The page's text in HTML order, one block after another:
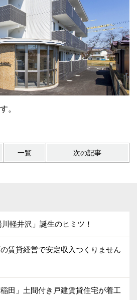
。
一覧 次の記事
川軽井沢」誕生のヒミツ！
賃貸経営で安定収入つくりません
稲田」土間付き戸建賃貸住宅が着工